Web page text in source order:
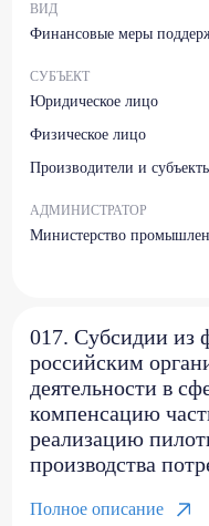
ВИД
Финансовые меры
СУБЪЕКТ
Юридическое лицо
Физическое лицо
Производители и
АДМИНИСТРАТОР
Министерство
017. Субсидии из
российским
деятельности в
компенсацию
реализацию
производства
Полное описание